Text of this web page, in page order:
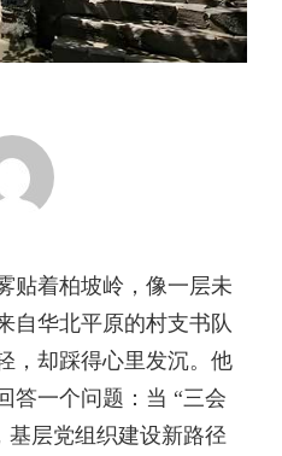
着柏坡岭，像一层未
自华北平原的村支书队
，却踩得心里发沉。他
答一个问题：当 “三会
基层党组织建设新路径